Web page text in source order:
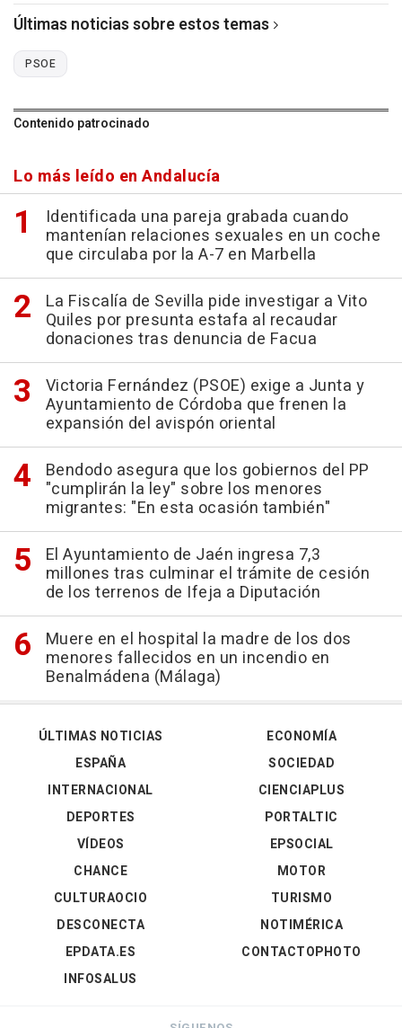
Últimas noticias sobre estos temas
PSOE
Contenido patrocinado
Lo más leído en Andalucía
Identificada una pareja grabada cuando
mantenían relaciones sexuales en un coche
que circulaba por la A-7 en Marbella
La Fiscalía de Sevilla pide investigar a Vito
Quiles por presunta estafa al recaudar
donaciones tras denuncia de Facua
Victoria Fernández (PSOE) exige a Junta y
Ayuntamiento de Córdoba que frenen la
expansión del avispón oriental
Bendodo asegura que los gobiernos del PP
"cumplirán la ley" sobre los menores
migrantes: "En esta ocasión también"
El Ayuntamiento de Jaén ingresa 7,3
millones tras culminar el trámite de cesión
de los terrenos de Ifeja a Diputación
Muere en el hospital la madre de los dos
menores fallecidos en un incendio en
Benalmádena (Málaga)
ÚLTIMAS NOTICIAS
ESPAÑA
INTERNACIONAL
DEPORTES
VÍDEOS
ECONOMÍA
SOCIEDAD
CIENCIAPLUS
PORTALTIC
EPSOCIAL
CHANCE
CULTURAOCIO
DESCONECTA
EPDATA.ES
INFOSALUS
MOTOR
TURISMO
NOTIMÉRICA
CONTACTOPHOTO